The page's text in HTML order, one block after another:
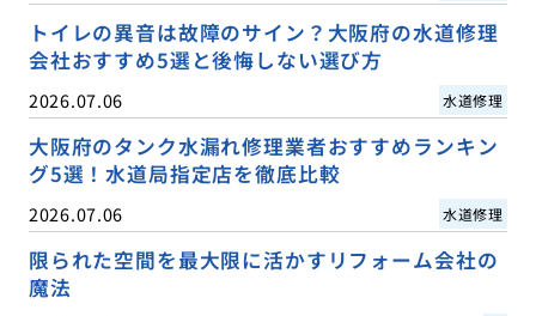
トイレの異音は故障のサイン？大阪府の水道修理
会社おすすめ5選と後悔しない選び方
2026.07.06 水道修理
大阪府のタンク水漏れ修理業者おすすめランキン
グ5選！水道局指定店を徹底比較
2026.07.06 水道修理
限られた空間を最大限に活かすリフォーム会社の
魔法